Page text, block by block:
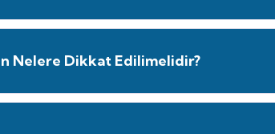
Nelere Dikkat Edilimelidir?